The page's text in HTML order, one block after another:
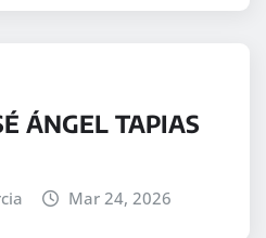
ÁNGEL TAPIAS
Mar 24, 2026